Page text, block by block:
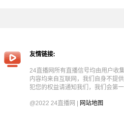
友情链接:
24直播网所有直播信号均由用户收
内容均来自互联网，我们自身不提
犯您的权益请通知我们，我们会第一
@2022 24直播网 | 网站地图